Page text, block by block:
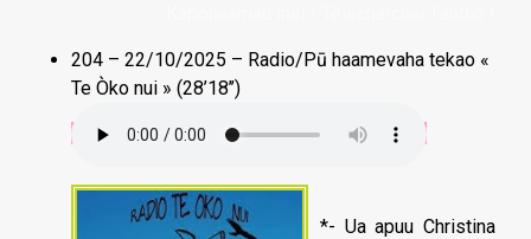
204 – 22/10/2025 – Radio/Pū haamevaha tekao «
Te Òko nui » (28’18’’)
*- Ua apuu Christina